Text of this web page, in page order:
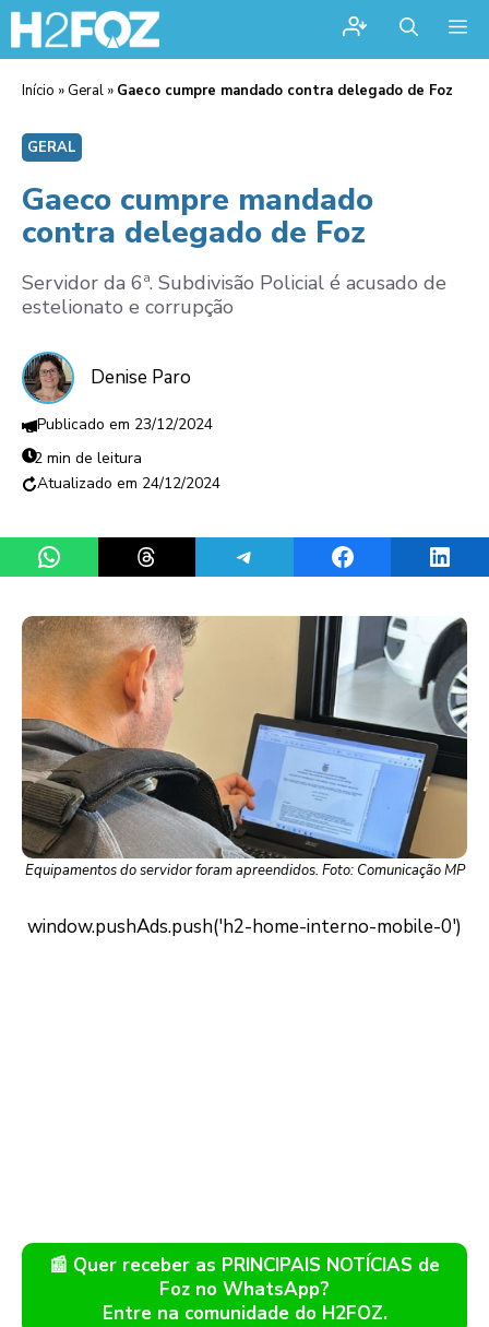
Início » Geral » Gaeco cumpre mandado contra delegado de Foz
GERAL
Gaeco cumpre mandado
contra delegado de Foz
Servidor da 6ª. Subdivisão Policial é acusado de
estelionato e corrupção
Denise Paro
23/12/2024
2 min de leitura
24/12/2024
Share on WhatsAppShare on ThreadsShare on TelegramShare on Facebook
Equipamentos do servidor foram apreendidos. Foto: Comunicação MP
📰 Quer receber as PRINCIPAIS NOTÍCIAS de
Foz no WhatsApp?
Entre na comunidade do H2FOZ.